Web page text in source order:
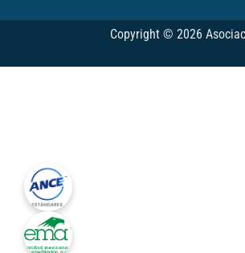
Copyright © 2026